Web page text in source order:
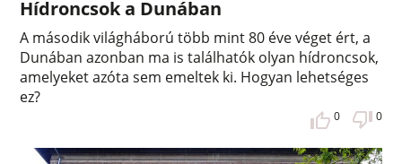
Hídroncsok a Dunában
A második világháború több mint 80 éve véget ért, a
Dunában azonban ma is találhatók olyan hídroncsok,
amelyeket azóta sem emeltek ki. Hogyan lehetséges
ez?
0 0